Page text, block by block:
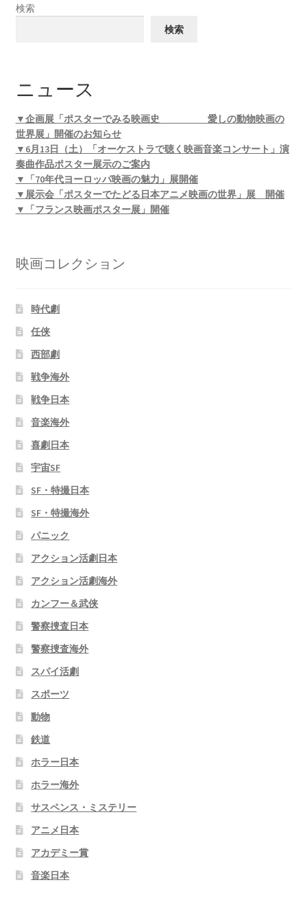
検索
検索
ニュース
▼企画展「ポスターでみる映画史 愛しの動物映画の
世界展」開催のお知らせ
▼6月13日（土）「オーケストラで聴く映画音楽コンサート」演
奏曲作品ポスター展示のご案内
▼「70年代ヨーロッパ映画の魅力」展開催
▼展示会「ポスターでたどる日本アニメ映画の世界」展 開催
▼「フランス映画ポスター展」開催
映画コレクション
時代劇
任侠
西部劇
戦争海外
戦争日本
音楽海外
喜劇日本
宇宙SF
SF・特撮日本
SF・特撮海外
パニック
アクション活劇日本
アクション活劇海外
カンフー＆武侠
警察捜査日本
警察捜査海外
スパイ活劇
スポーツ
動物
鉄道
ホラー日本
ホラー海外
サスペンス・ミステリー
アニメ日本
アカデミー賞
音楽日本